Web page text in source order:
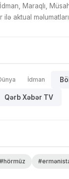
Maraqlı,
aktual məlumatları
İdman
Qərb Xəbər TV
#hörmüz